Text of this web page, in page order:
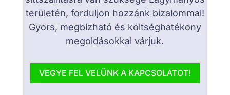
területén, forduljon hozzánk bizalommal!
Gyors, megbízható és költséghatékony
megoldásokkal várjuk.
VEGYE FEL VELÜNK A KAPCSOLATOT!